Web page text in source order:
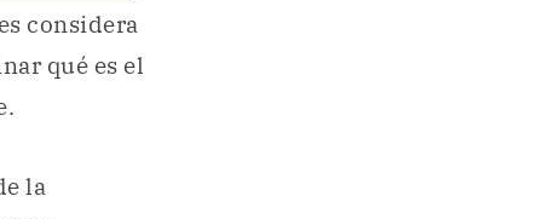
considera
qué es el
la